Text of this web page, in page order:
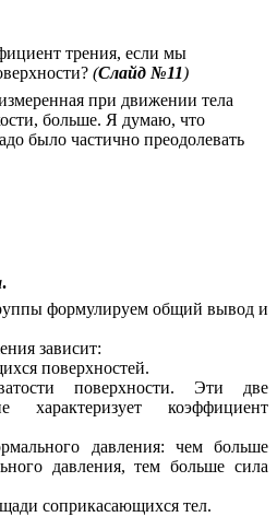
трения, если мы
(Слайд №11)
при движении тела
больше. Я думаю, что
было частично преодолевать
.
формулируем общий вывод и
зависит:
поверхностей.
поверхности. Эти две
характеризует коэффициент
давления: чем больше
давления, тем больше сила
соприкасающихся тел.